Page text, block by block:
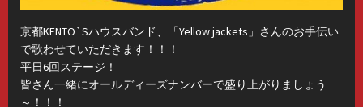
京都KENTO`Sハウスバンド、「Yellow jackets」さんのお手伝い
で歌わせていただきます！！！
平日6回ステージ！
皆さん一緒にオールディーズナンバーで盛り上がりましょう
～！！！